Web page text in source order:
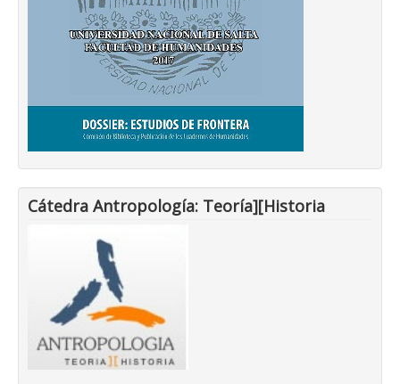
Cátedra Antropología: Teoría][Historia